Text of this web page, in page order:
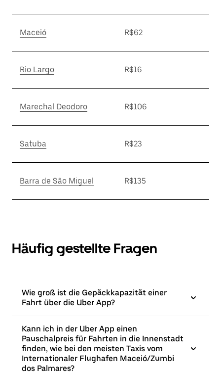
Maceió R$62
Rio Largo R$16
Marechal Deodoro R$106
Satuba R$23
Barra de São Miguel R$135
Häufig gestellte Fragen
Wie groß ist die Gepäckkapazität einer
Fahrt über die Uber App?
Kann ich in der Uber App einen
Pauschalpreis für Fahrten in die Innenstadt
finden, wie bei den meisten Taxis vom
Internationaler Flughafen Maceió/Zumbi
dos Palmares?